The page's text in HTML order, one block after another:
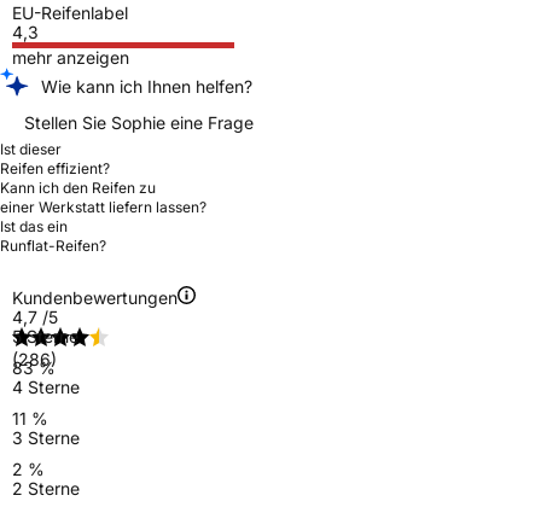
EU-Reifenlabel
4,3
mehr anzeigen
Wie kann ich Ihnen helfen?
Stellen Sie Sophie eine Frage
Ist dieser
Reifen effizient?
Kann ich den Reifen zu
einer Werkstatt liefern lassen?
Ist das ein
Runflat-Reifen?
Kundenbewertungen
4,7 /5
(286)
5 Sterne
83 %
4 Sterne
11 %
3 Sterne
2 %
2 Sterne